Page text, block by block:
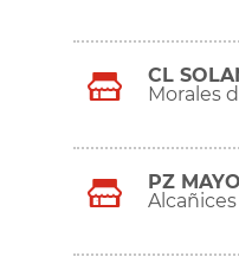
CL
Morales
PZ